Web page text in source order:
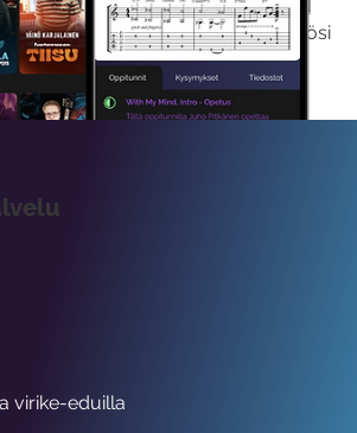
saat koko sisältömme käyttöösi
viikon ajaksi.
virike-eduilla